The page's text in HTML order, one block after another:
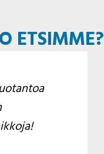
ETSIMME?